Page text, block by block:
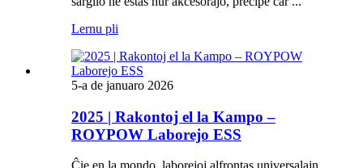
Lernu pli
5-a de januaro 2026
2025 | Rakontoj el la Kampo –
ROYPOW Laborejo ESS